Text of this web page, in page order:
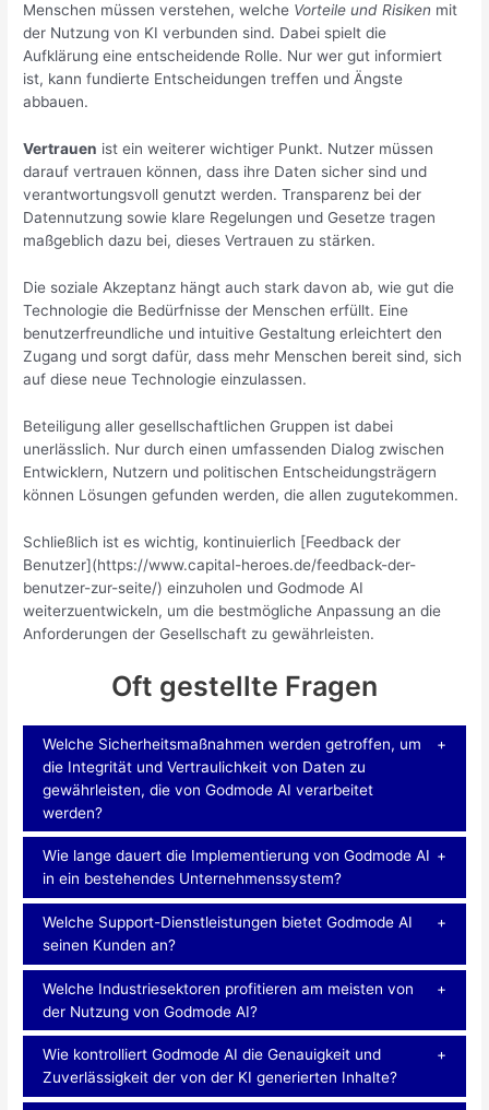
Menschen müssen verstehen, welche Vorteile und Risiken mit
der Nutzung von KI verbunden sind. Dabei spielt die
Aufklärung eine entscheidende Rolle. Nur wer gut informiert
ist, kann fundierte Entscheidungen treffen und Ängste
abbauen.
Vertrauen ist ein weiterer wichtiger Punkt. Nutzer müssen
darauf vertrauen können, dass ihre Daten sicher sind und
verantwortungsvoll genutzt werden. Transparenz bei der
Datennutzung sowie klare Regelungen und Gesetze tragen
maßgeblich dazu bei, dieses Vertrauen zu stärken.
Die soziale Akzeptanz hängt auch stark davon ab, wie gut die
Technologie die Bedürfnisse der Menschen erfüllt. Eine
benutzerfreundliche und intuitive Gestaltung erleichtert den
Zugang und sorgt dafür, dass mehr Menschen bereit sind, sich
auf diese neue Technologie einzulassen.
Beteiligung aller gesellschaftlichen Gruppen ist dabei
unerlässlich. Nur durch einen umfassenden Dialog zwischen
Entwicklern, Nutzern und politischen Entscheidungsträgern
können Lösungen gefunden werden, die allen zugutekommen.
Schließlich ist es wichtig, kontinuierlich [Feedback der
Benutzer](https://www.capital-heroes.de/feedback-der-
benutzer-zur-seite/) einzuholen und Godmode AI
weiterzuentwickeln, um die bestmögliche Anpassung an die
Anforderungen der Gesellschaft zu gewährleisten.
Oft gestellte Fragen
Welche Sicherheitsmaßnahmen werden getroffen, um
die Integrität und Vertraulichkeit von Daten zu
gewährleisten, die von Godmode AI verarbeitet
werden?
Wie lange dauert die Implementierung von Godmode AI
in ein bestehendes Unternehmenssystem?
Welche Support-Dienstleistungen bietet Godmode AI
seinen Kunden an?
Welche Industriesektoren profitieren am meisten von
der Nutzung von Godmode AI?
Wie kontrolliert Godmode AI die Genauigkeit und
Zuverlässigkeit der von der KI generierten Inhalte?